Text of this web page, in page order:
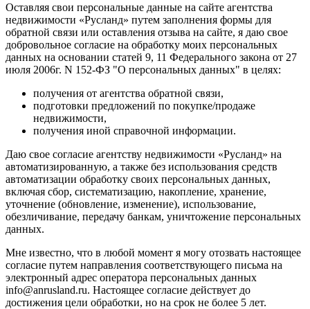
Оставляя свои персональные данные на сайте агентства
недвижимости «Русланд» путем заполнения формы для
обратной связи или оставления отзыва на сайте, я даю свое
добровольное согласие на обработку моих персональных
данных на основании статей 9, 11 Федерального закона от 27
июля 2006г. N 152-ФЗ "О персональных данных" в целях:
получения от агентства обратной связи,
подготовки предложений по покупке/продаже
недвижимости,
получения иной справочной информации.
Даю свое согласие агентству недвижимости «Русланд» на
автоматизированную, а также без использования средств
автоматизации обработку своих персональных данных,
включая сбор, систематизацию, накопление, хранение,
уточнение (обновление, изменение), использование,
обезличивание, передачу банкам, уничтожение персональных
данных.
Мне известно, что в любой момент я могу отозвать настоящее
согласие путем направления соответствующего письма на
электронный адрес оператора персональных данных
info@anrusland.ru. Настоящее согласие действует до
достижения цели обработки, но на срок не более 5 лет.